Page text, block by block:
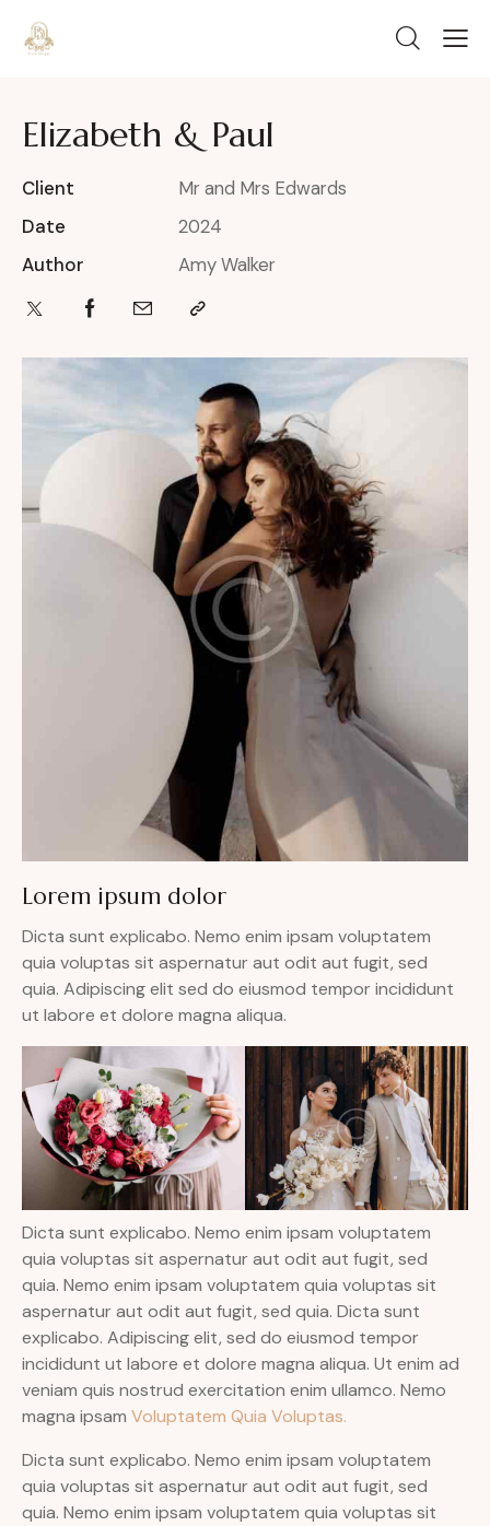
Elizabeth & Paul
Client
Mr and Mrs Edwards
Date
2024
Author
Amy Walker
Lorem ipsum dolor
Dicta sunt explicabo. Nemo enim ipsam voluptatem
quia voluptas sit aspernatur aut odit aut fugit, sed
quia. Adipiscing elit sed do eiusmod tempor incididunt
ut labore et dolore magna aliqua.
Dicta sunt explicabo. Nemo enim ipsam voluptatem
quia voluptas sit aspernatur aut odit aut fugit, sed
quia. Nemo enim ipsam voluptatem quia voluptas sit
aspernatur aut odit aut fugit, sed quia. Dicta sunt
explicabo. Adipiscing elit, sed do eiusmod tempor
incididunt ut labore et dolore magna aliqua. Ut enim ad
veniam quis nostrud exercitation enim ullamco. Nemo
magna ipsam Voluptatem Quia Voluptas.
Dicta sunt explicabo. Nemo enim ipsam voluptatem
quia voluptas sit aspernatur aut odit aut fugit, sed
quia. Nemo enim ipsam voluptatem quia voluptas sit